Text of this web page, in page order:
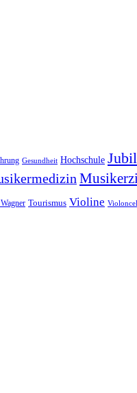
Gesundheit Hochschule
Tourismus Violine